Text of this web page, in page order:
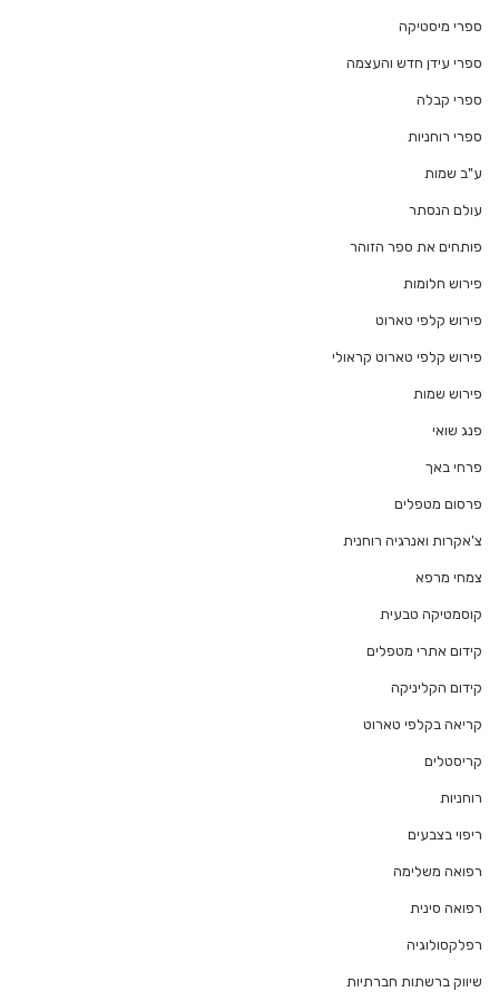
ספרי מיסטיקה
ספרי עידן חדש והעצמה
ספרי קבלה
ספרי רוחניות
ע"ב שמות
עולם הנסתר
פותחים את ספר הזוהר
פירוש חלומות
פירוש קלפי טארוט
פירוש קלפי טארוט קראולי
פירוש שמות
פנג שואי
פרחי באך
פרסום מטפלים
צ'אקרות ואנרגיה רוחנית
צמחי מרפא
קוסמטיקה טבעית
קידום אתרי מטפלים
קידום הקליניקה
קריאה בקלפי טארוט
קריסטלים
רוחניות
ריפוי בצבעים
רפואה משלימה
רפואה סינית
רפלקסולוגיה
שיווק ברשתות חברתיות